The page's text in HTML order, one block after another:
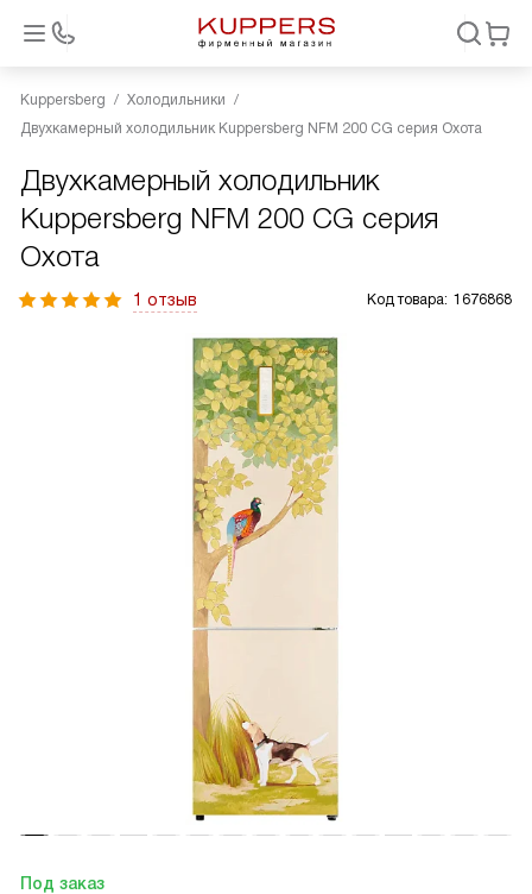
Kuppersberg
Холодильники
Двухкамерный холодильник Kuppersberg NFM 200 CG серия Охота
Двухкамерный холодильник
Kuppersberg NFM 200 CG серия
Охота
1 отзыв Код товара: 1676868
Под заказ